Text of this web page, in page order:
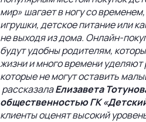
мир» шагает в ногу со
игрушки, детское питание или
не выходя из дома. Онлайн-
будут удобны родителям,
жизни и много времени
которые не могут оставить
рассказалаЕлизавета
общественностью ГК
клиенты оценят высокий